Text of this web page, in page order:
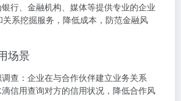
行、金融机构、媒体等提供专业的企业
关系挖掘服务，降低成本，防范金融风
场景
查：企业在与合作伙伴建立业务关系
信用查询对方的信用状况，降低合作风